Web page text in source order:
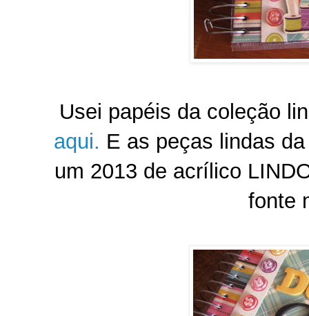
Usei papéis da coleção
aqui. E as peças lindas
um 2013 de acrílico
fonte